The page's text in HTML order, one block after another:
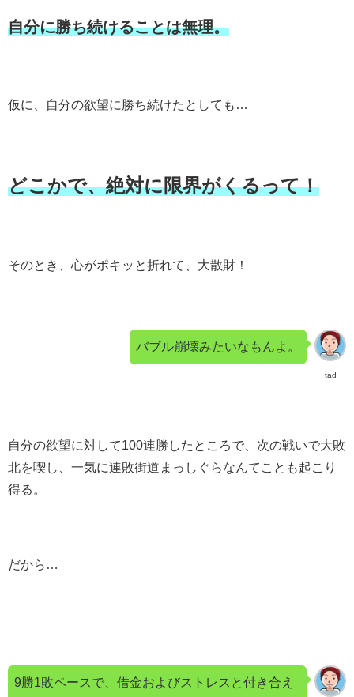
自分に勝ち続けることは無理。
仮に、自分の欲望に勝ち続けたとしても…
どこかで、絶対に限界がくるって！
そのとき、心がポキッと折れて、大散財！
tad
バブル崩壊みたいなもんよ。
自分の欲望に対して100連勝したところで、次の戦いで大敗
北を喫し、一気に連敗街道まっしぐらなんてことも起こり
得る。
だから…
9勝1敗ペースで、借金およびストレスと付き合え